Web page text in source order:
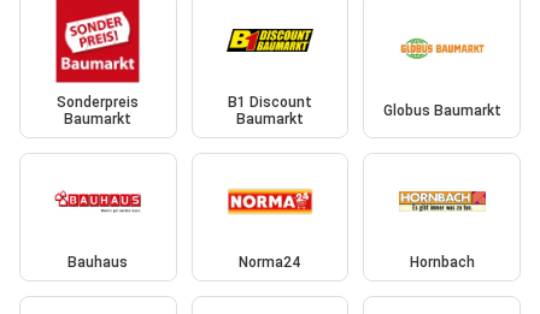
Sonderpreis
Baumarkt
B1 Discount
Baumarkt
Globus Baumarkt
Bauhaus Norma24 Hornbach